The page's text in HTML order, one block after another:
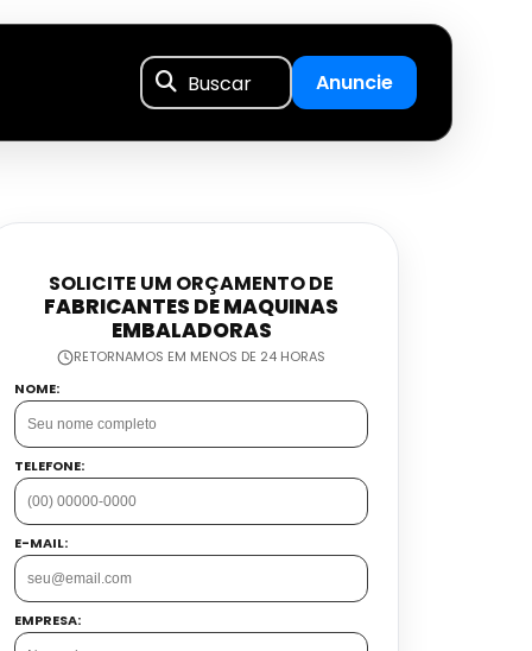
Buscar Anuncie
SOLICITE UM ORÇAMENTO DE
FABRICANTES DE MAQUINAS
EMBALADORAS
RETORNAMOS EM MENOS DE 24 HORAS
NOME:
TELEFONE:
E-MAIL:
EMPRESA: